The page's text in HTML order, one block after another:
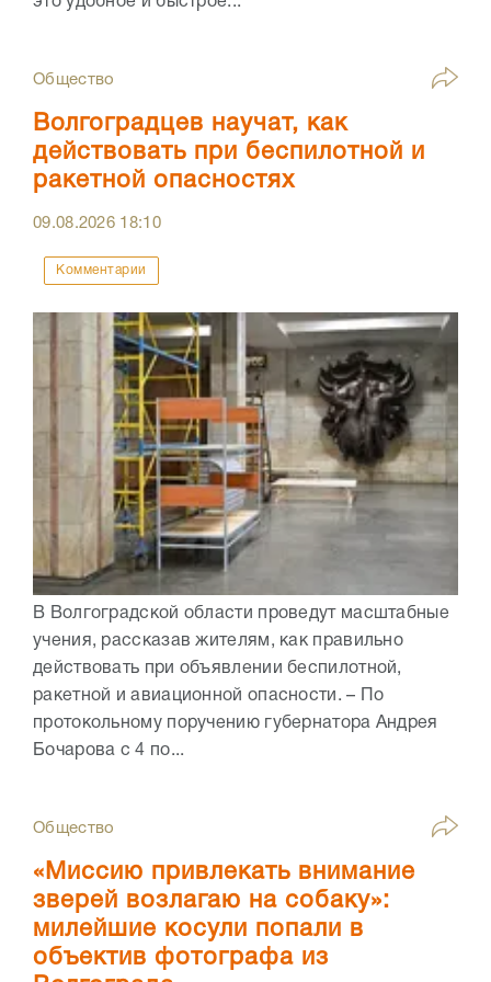
Общество
Волгоградцев научат, как
действовать при беспилотной и
ракетной опасностях
09.08.2026 18:10
Комментарии
В Волгоградской области проведут масштабные
учения, рассказав жителям, как правильно
действовать при объявлении беспилотной,
ракетной и авиационной опасности. – По
протокольному поручению губернатора Андрея
Бочарова с 4 по...
Общество
«Миссию привлекать внимание
зверей возлагаю на собаку»:
милейшие косули попали в
объектив фотографа из